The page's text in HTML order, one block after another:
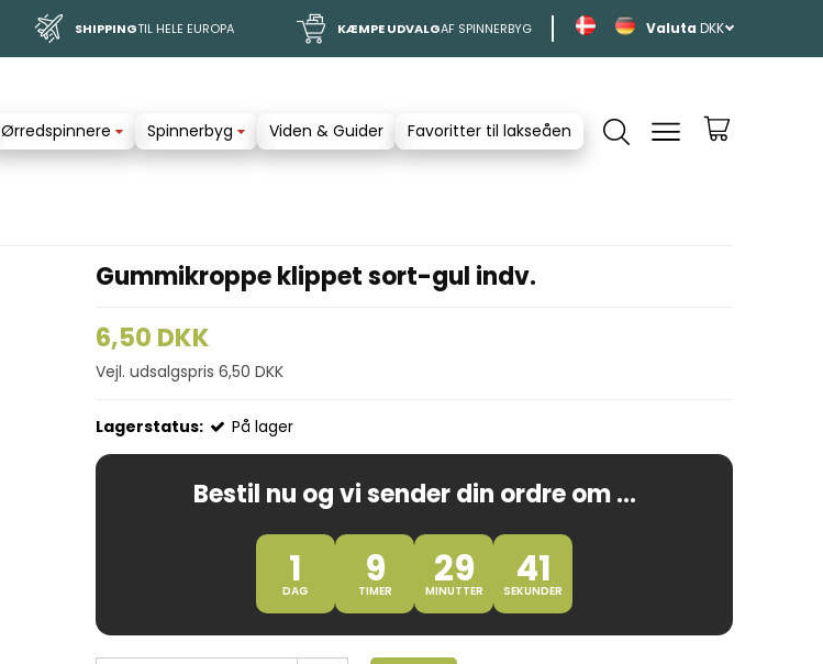
SHIPPINGTIL HELE EUROPA KÆMPE UDVALGAF SPINNERBYG DKK
Ørredspinnere Spinnerbyg Viden & Guider Favoritter til lakseåen
Gummikroppe klippet sort-gul indv.
6,50 DKK
Vejl. udsalgspris 6,50 DKK
Lagerstatus: På lager
Bestil nu og vi sender din ordre om ...
1
DAG 9
TIMER 29
MINUTTER 40
SEKUNDER